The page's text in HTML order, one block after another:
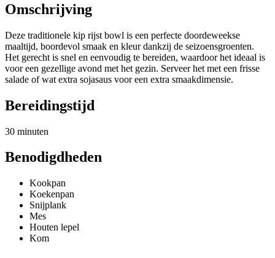
Omschrijving
Deze traditionele kip rijst bowl is een perfecte doordeweekse
maaltijd, boordevol smaak en kleur dankzij de seizoensgroenten.
Het gerecht is snel en eenvoudig te bereiden, waardoor het ideaal is
voor een gezellige avond met het gezin. Serveer het met een frisse
salade of wat extra sojasaus voor een extra smaakdimensie.
Bereidingstijd
30 minuten
Benodigdheden
Kookpan
Koekenpan
Snijplank
Mes
Houten lepel
Kom